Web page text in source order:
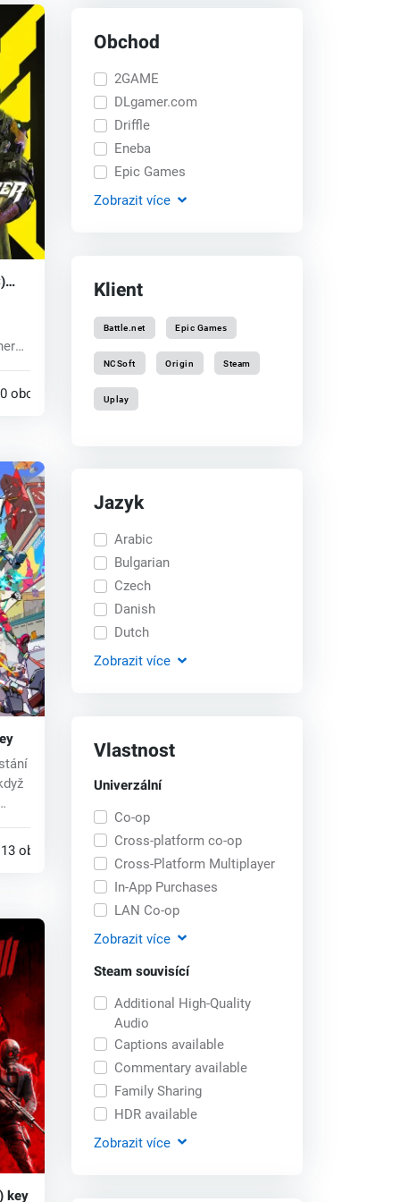
obchodech
13 obchodech
key
Obchod
2GAME
DLgamer.com
Driffle
Eneba
Epic Games
Zobrazit více
Klient
Battle.net Epic Games
NCSoft Origin Steam
Uplay
Jazyk
Arabic
Bulgarian
Czech
Danish
Dutch
Zobrazit více
Vlastnost
Univerzální
Co-op
Cross-platform co-op
Cross-Platform Multiplayer
In-App Purchases
LAN Co-op
Zobrazit více
Steam souvisící
Additional High-Quality
Audio
Captions available
Commentary available
Family Sharing
HDR available
Zobrazit více